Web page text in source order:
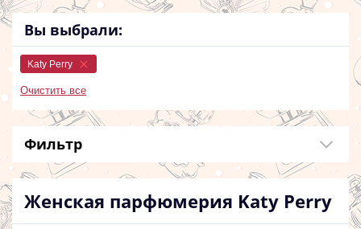
Вы выбрали:
Katy Perry
Очистить все
Фильтр
Женская парфюмерия Katy Perry